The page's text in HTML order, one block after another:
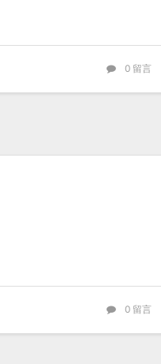
0留言
0留言